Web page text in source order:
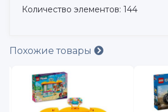
Количество элементов: 144
Похожие товары